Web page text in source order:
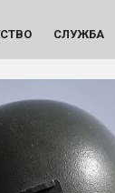
СЛУЖБА